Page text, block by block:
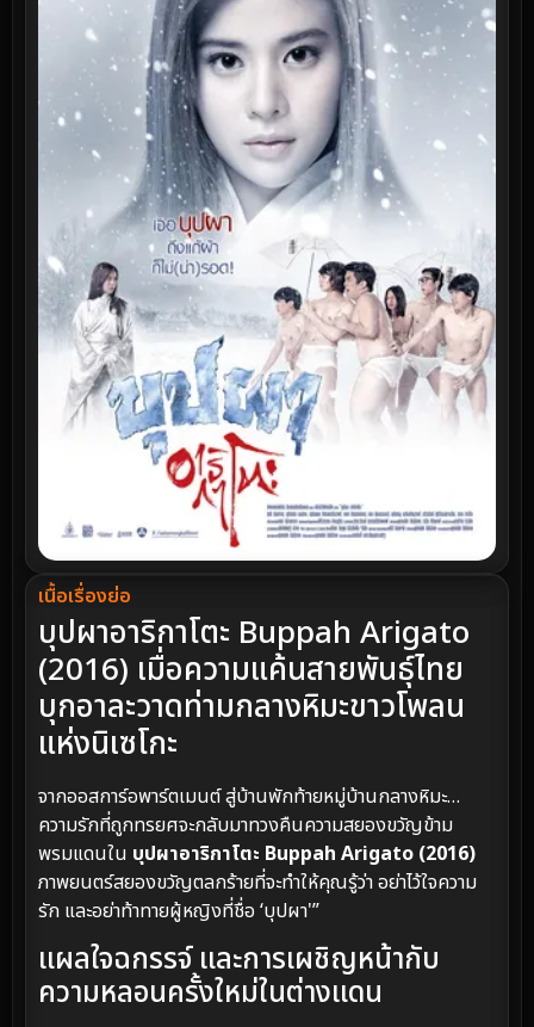
เนื้อเรื่องย่อ
บุปผาอาริกาโตะ Buppah Arigato
(2016) เมื่อความแค้นสายพันธุ์ไทย
บุกอาละวาดท่ามกลางหิมะขาวโพลน
แห่งนิเซโกะ
จากออสการ์อพาร์ตเมนต์ สู่บ้านพักท้ายหมู่บ้านกลางหิมะ…
ความรักที่ถูกทรยศจะกลับมาทวงคืนความสยองขวัญข้าม
พรมแดนใน บุปผาอาริกาโตะ Buppah Arigato (2016)
ภาพยนตร์สยองขวัญตลกร้ายที่จะทำให้คุณรู้ว่า อย่าไว้ใจความ
รัก และอย่าท้าทายผู้หญิงที่ชื่อ ‘บุปผา'”
แผลใจฉกรรจ์ และการเผชิญหน้ากับ
ความหลอนครั้งใหม่ในต่างแดน